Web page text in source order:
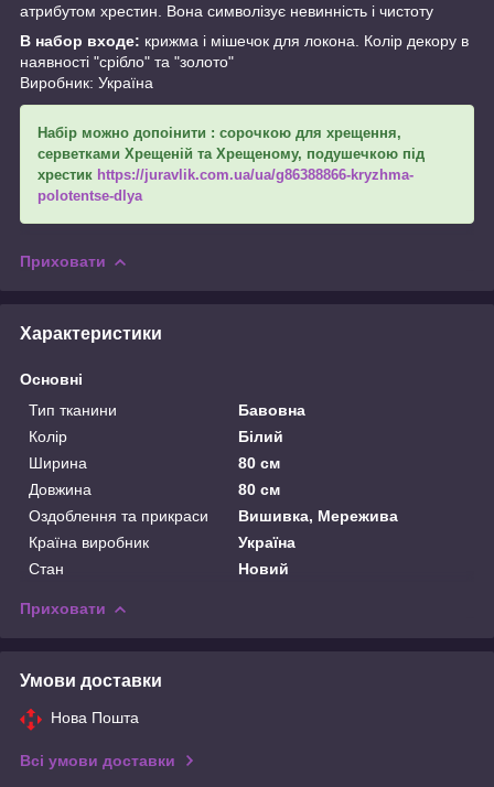
атрибутом хрестин. Вона символізує невинність і чистоту
В набор входе: крижма і мішечок для локона. Колір декору в
наявності "срібло" та "золото"
Виробник: Україна
Набір можно допоінити : сорочкою для хрещення,
серветками Хрещеній та Хрещеному, подушечкою під
хрестик https://juravlik.com.ua/ua/g86388866-kryzhma-
polotentse-dlya
Приховати
Характеристики
Основні
Тип тканини
Бавовна
Колір
Білий
Ширина
80 см
Довжина
80 см
Оздоблення та прикраси
Вишивка, Мережива
Країна виробник
Україна
Стан
Новий
Приховати
Умови доставки
Нова Пошта
Всі умови доставки